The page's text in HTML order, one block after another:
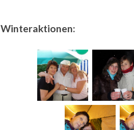
Winteraktionen: